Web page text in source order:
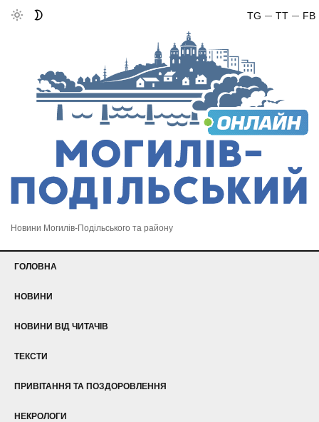
FB
TT
TG
Новини Могилів-Подільського та району
ГОЛОВНА
НОВИНИ
НОВИНИ ВІД ЧИТАЧІВ
ТЕКСТИ
ПРИВІТАННЯ ТА ПОЗДОРОВЛЕННЯ
НЕКРОЛОГИ